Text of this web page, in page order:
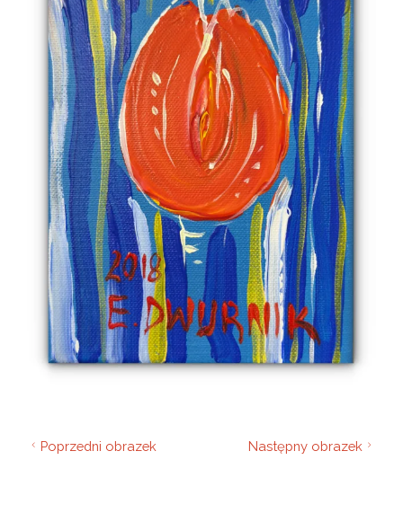
Poprzedni obrazek Następny obrazek